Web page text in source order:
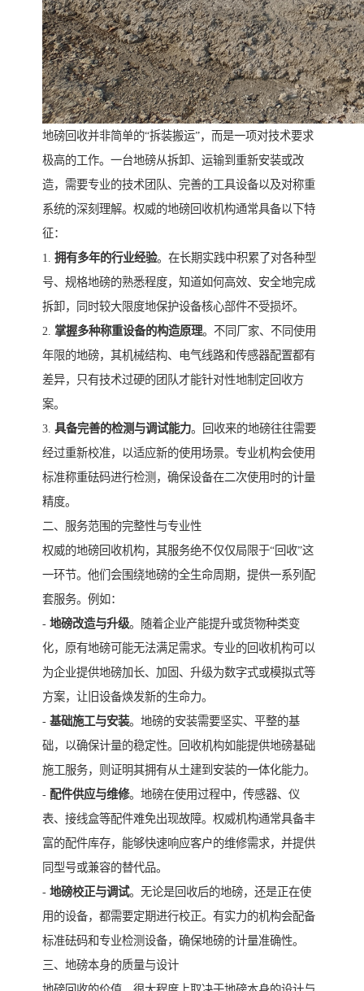
地磅回收并非简单的“拆装搬运”，而是一项对技术要求
极高的工作。一台地磅从拆卸、运输到重新安装或改
造，需要专业的技术团队、完善的工具设备以及对称重
系统的深刻理解。权威的地磅回收机构通常具备以下特
征：
1. 拥有多年的行业经验。在长期实践中积累了对各种型
号、规格地磅的熟悉程度，知道如何高效、安全地完成
拆卸，同时较大限度地保护设备核心部件不受损坏。
2. 掌握多种称重设备的构造原理。不同厂家、不同使用
年限的地磅，其机械结构、电气线路和传感器配置都有
差异，只有技术过硬的团队才能针对性地制定回收方
案。
3. 具备完善的检测与调试能力。回收来的地磅往往需要
经过重新校准，以适应新的使用场景。专业机构会使用
标准称重砝码进行检测，确保设备在二次使用时的计量
精度。
二、服务范围的完整性与专业性
权威的地磅回收机构，其服务绝不仅仅局限于“回收”这
一环节。他们会围绕地磅的全生命周期，提供一系列配
套服务。例如：
- 地磅改造与升级。随着企业产能提升或货物种类变
化，原有地磅可能无法满足需求。专业的回收机构可以
为企业提供地磅加长、加固、升级为数字式或模拟式等
方案，让旧设备焕发新的生命力。
- 基础施工与安装。地磅的安装需要坚实、平整的基
础，以确保计量的稳定性。回收机构如能提供地磅基础
施工服务，则证明其拥有从土建到安装的一体化能力。
- 配件供应与维修。地磅在使用过程中，传感器、仪
表、接线盒等配件难免出现故障。权威机构通常具备丰
富的配件库存，能够快速响应客户的维修需求，并提供
同型号或兼容的替代品。
- 地磅校正与调试。无论是回收后的地磅，还是正在使
用的设备，都需要定期进行校正。有实力的机构会配备
标准砝码和专业检测设备，确保地磅的计量准确性。
三、地磅本身的质量与设计